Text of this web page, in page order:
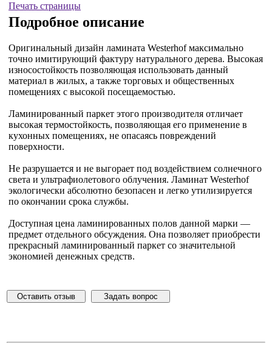
Печать страницы
Подробное описание
Оригинальный дизайн ламината Westerhof максимально
точно имитирующий фактуру натурального дерева. Высокая
износостойкость позволяющая использовать данный
материал в жилых, а также торговых и общественных
помещениях с высокой посещаемостью.
Ламинированный паркет этого производителя отличает
высокая термостойкость, позволяющая его применение в
кухонных помещениях, не опасаясь повреждений
поверхности.
Не разрушается и не выгорает под воздействием солнечного
света и ультрафиолетового облучения. Ламинат Westerhof
экологически абсолютно безопасен и легко утилизируется
по окончании срока службы.
Доступная цена ламинированных полов данной марки —
предмет отдельного обсуждения. Она позволяет приобрести
прекрасный ламинированный паркет со значительной
экономией денежных средств.
Оставить отзыв Задать вопрос